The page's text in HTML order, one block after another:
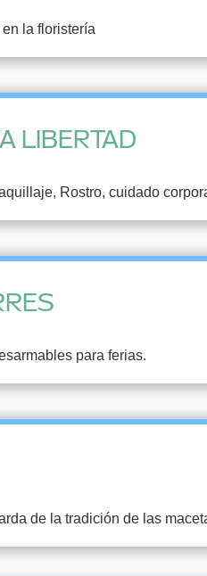
la floristería
LIBERTAD
Rostro, cuidado
para ferias.
de la tradición de las